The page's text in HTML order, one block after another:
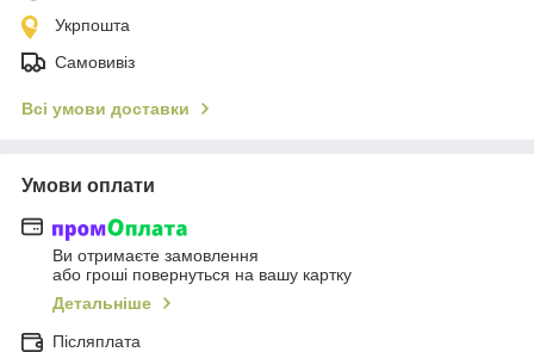
Укрпошта
Самовивіз
Всі умови доставки
Умови оплати
Ви отримаєте замовлення
або гроші повернуться на вашу картку
Детальніше
Післяплата